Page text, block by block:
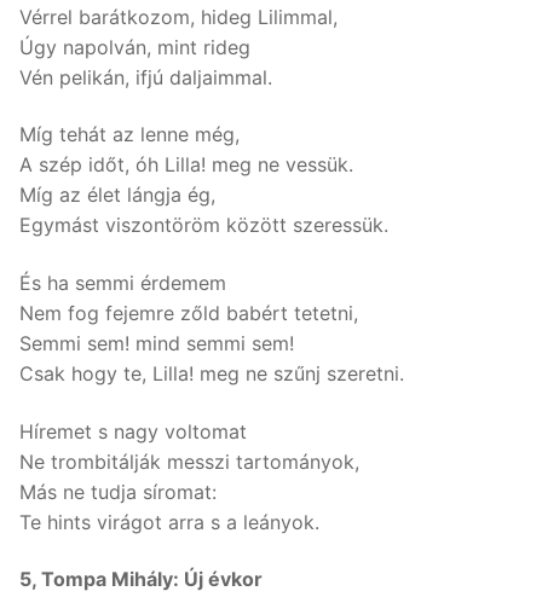
Vérrel barátkozom, hideg Lilimmal,
Úgy napolván, mint rideg
Vén pelikán, ifjú daljaimmal.
Míg tehát az lenne még,
A szép időt, óh Lilla! meg ne vessük.
Míg az élet lángja ég,
Egymást viszontöröm között szeressük.
És ha semmi érdemem
Nem fog fejemre zőld babért tetetni,
Semmi sem! mind semmi sem!
Csak hogy te, Lilla! meg ne szűnj szeretni.
Híremet s nagy voltomat
Ne trombitálják messzi tartományok,
Más ne tudja síromat:
Te hints virágot arra s a leányok.
5, Tompa Mihály: Új évkor